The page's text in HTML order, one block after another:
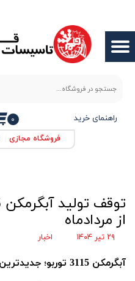
حساب کاربری من
تغییر گذر واژه
سفارشات
خروج از حساب کاربری
راهنمای خرید ۰
فروشگاه مجازی
از مردادماه
۲۹ تیر ۱۴۰۴ اخبار
آبگرمکن 3115 توربو؛ جدیدترین محصول بوتان